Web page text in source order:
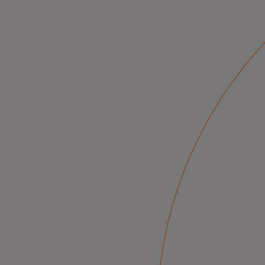
より安全でスマートなデジタル経済